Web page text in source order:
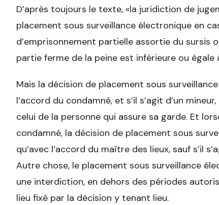
D’après toujours le texte, «la juridiction de
placement sous surveillance électronique en
d’emprisonnement partielle assortie du sursis
partie ferme de la peine est inférieure ou égale
Mais la décision de placement sous
l’accord du condamné, et s’il s’agit d’un
celui de la personne qui assure sa garde. Et
condamné, la décision de placement sous
qu’avec l’accord du maître des lieux, sauf s’il
Autre chose, le placement sous surveillance
une interdiction, en dehors des périodes
lieu fixé par la décision y tenant lieu.